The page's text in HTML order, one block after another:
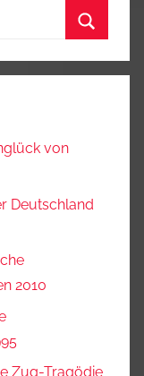
von
Deutschland
2010
Zug-Tragödie